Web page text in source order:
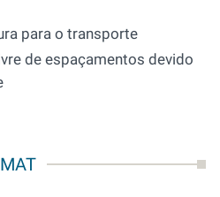
para o transporte
de espaçamentos devido